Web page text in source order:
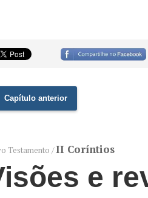
Capítulo anterior
Testamento /II Coríntios
e